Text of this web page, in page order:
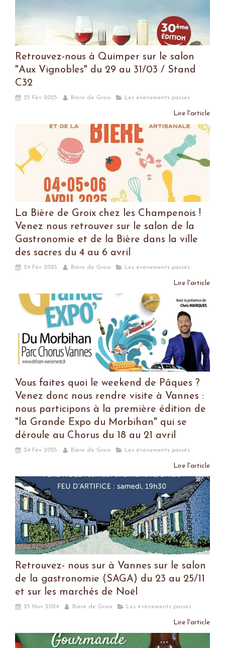
Retrouvez-nous à Quimper sur le salon
"Aux Vignobles" du 29 au 31/03 / Stand
C32
25 Fév 2025 Bière de Groix Les évènements passés
Lire l'article
La Bière de Groix chez les Champenois !
Venez nous retrouver sur le salon de la
Gastronomie et de la Bière dans la ville
des sacres du 4 au 6 avril
24 Fév 2025 Bière de Groix Les évènements passés
Lire l'article
Vous faites quoi le weekend de Pâques ?
Venez donc nous rendre visite à Vannes :
nous participons à la première édition de
"la Grande Expo du Morbihan" qui se
déroule au Chorus du 18 au 21 avril
24 Fév 2025 Bière de Groix Les évènements passés
Lire l'article
Retrouvez- nous sur à Vannes sur le salon
de la gastronomie (SAGA) du 23 au 25/11
et sur les marchés de Noël
25 Nov 2024 Bière de Groix Les évènements passés
Lire l'article